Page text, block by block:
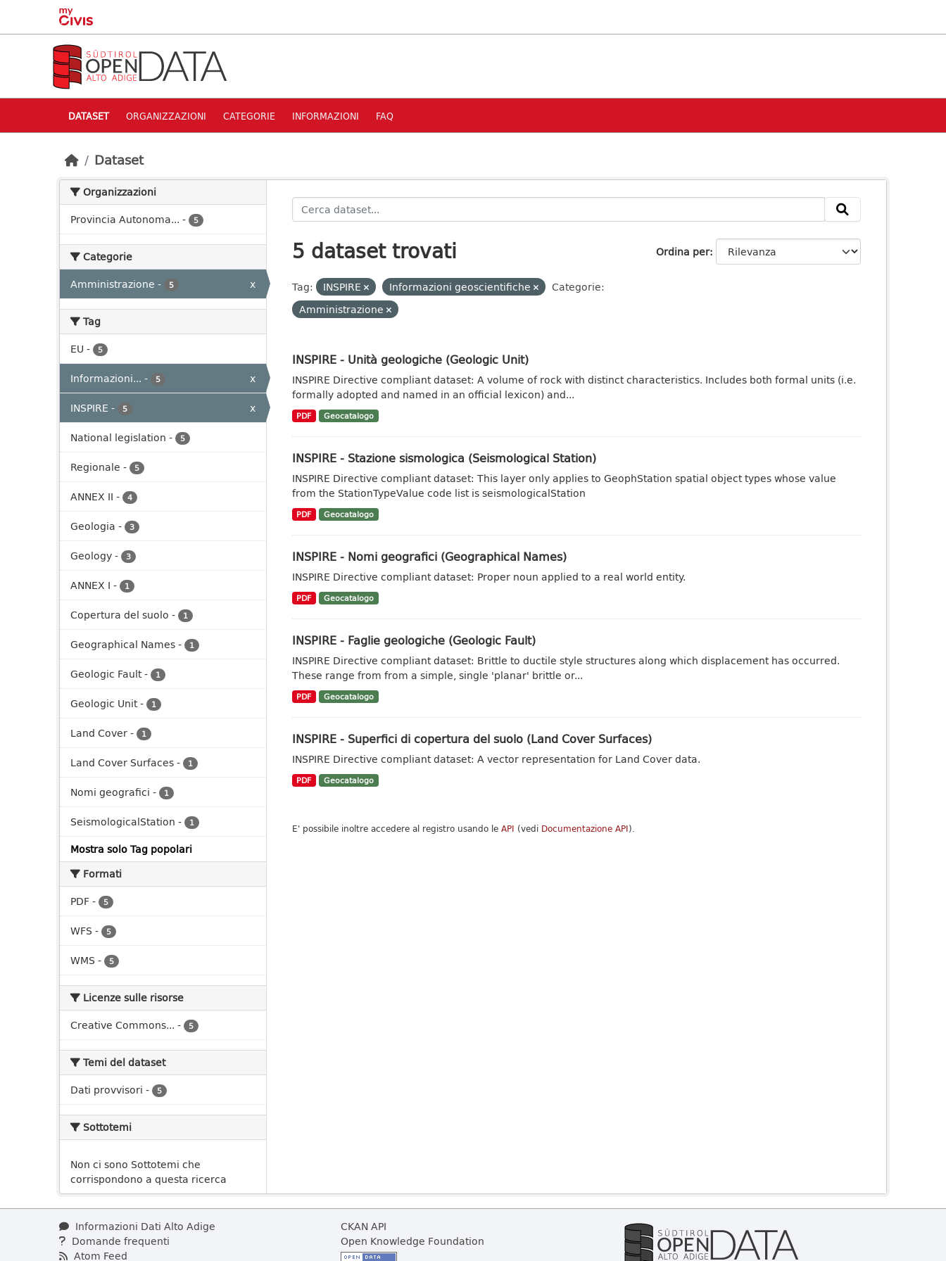
Skip to main content
DATASET ORGANIZZAZIONI CATEGORIE INFORMAZIONI FAQ
Dataset
Organizzazioni
Provincia Autonoma... - 5
Categorie
Amministrazione - 5 x
Tag
EU - 5
Informazioni... - 5
x
INSPIRE - 5
x
National legislation - 5
Regionale - 5
ANNEX II - 4
Geologia - 3
Geology- 3
ANNEX I - 1
Copertura del suolo - 1
Geographical Names- 1
Geologic Fault- 1
Geologic Unit- 1
Land Cover- 1
Land Cover Surfaces- 1
Nomi geografici - 1
SeismologicalStation - 1
Mostra solo Tag popolari
Formati
PDF- 5
WFS - 5
WMS - 5
Licenze sulle risorse
Creative Commons... - 5
Temi del dataset
Dati provvisori - 5
Sottotemi
Non ci sono Sottotemi che
corrispondono a questa ricerca
Ordina per
5 dataset trovati
Tag: INSPIRE Informazioni geoscientifiche
Categorie:
Amministrazione
INSPIRE - Unità geologiche (Geologic Unit)
INSPIRE Directive compliant dataset: A volume of rock with distinct characteristics. Includes both formal units (i.e.
formally adopted and named in an official lexicon) and...
PDF Geocatalogo
INSPIRE - Stazione sismologica (Seismological Station)
INSPIRE Directive compliant dataset: This layer only applies to GeophStation spatial object types whose value
from the StationTypeValue code list is seismologicalStation
PDF Geocatalogo
INSPIRE - Nomi geografici (Geographical Names)
INSPIRE Directive compliant dataset: Proper noun applied to a real world entity.
PDF Geocatalogo
INSPIRE - Faglie geologiche (Geologic Fault)
INSPIRE Directive compliant dataset: Brittle to ductile style structures along which displacement has occurred.
These range from from a simple, single 'planar' brittle or...
PDF Geocatalogo
INSPIRE - Superfici di copertura del suolo (Land Cover Surfaces)
INSPIRE Directive compliant dataset: A vector representation for Land Cover data.
PDF Geocatalogo
E' possibile inoltre accedere al registro usando le API (vedi Documentazione API).
Informazioni Dati Alto Adige
Domande frequenti
Atom Feed
CKAN API
Open Knowledge Foundation